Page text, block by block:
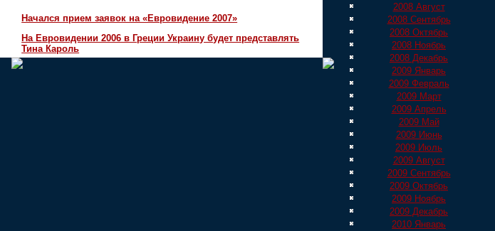
Начался прием заявок на «Евровидение 2007»
На Евровидении 2006 в Греции Украину будет представлять
Тина Кароль
2008 Август
2008 Сентябрь
2008 Октябрь
2008 Ноябрь
2008 Декабрь
2009 Январь
2009 Февраль
2009 Март
2009 Апрель
2009 Май
2009 Июнь
2009 Июль
2009 Август
2009 Сентябрь
2009 Октябрь
2009 Ноябрь
2009 Декабрь
2010 Январь